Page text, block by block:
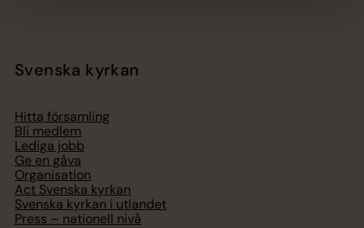
Svenska kyrkan
Hitta församling
Bli medlem
Lediga jobb
Ge en gåva
Organisation
Act Svenska kyrkan
Svenska kyrkan i utlandet
Press – nationell nivå